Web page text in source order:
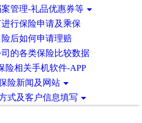
案管理-礼品优惠券等
行保险申请及乘保
险后如何申请理赔
的各类保险比较数据
险相关手机软件-APP
险新闻及网站
式及客户信息填写